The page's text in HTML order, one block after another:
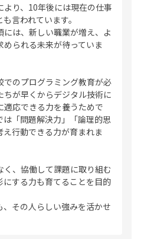
り、10年後には現在の仕事
言われています。
は、新しい職業が増え、よ
られる未来が待っていま
でのプログラミング教育が必
が早くからデジタル技術に
応できる力を養うためで
「問題解決力」「論理的思
行動できる力が育まれま
く、協働して課題に取り組む
する力も育てることを目的
その人らしい強みを活かせ